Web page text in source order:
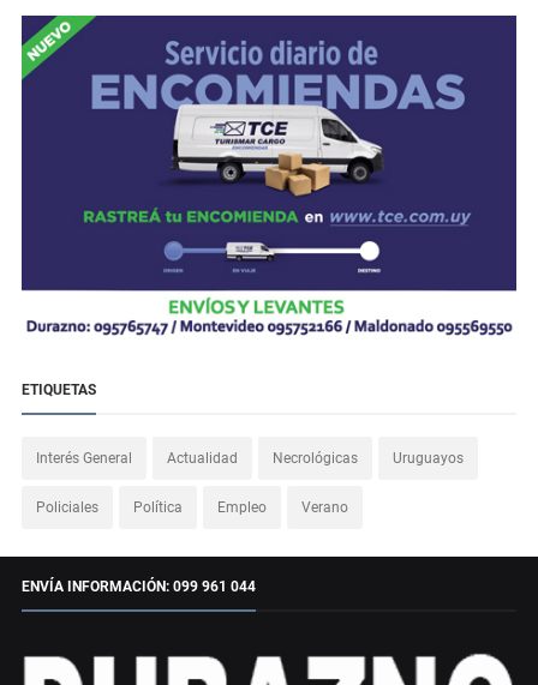
ETIQUETAS
Interés General Actualidad Necrológicas Uruguayos
Policiales Política Empleo Verano
ENVÍA INFORMACIÓN: 099 961 044